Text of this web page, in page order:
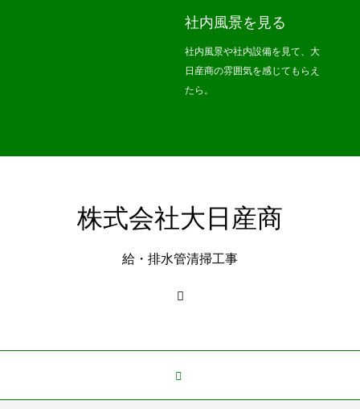
社内風景を見る
社内風景や社内設備を見て、大
日産商の雰囲気を感じてもらえ
たら。
株式会社大日産商
給・排水管清掃工事